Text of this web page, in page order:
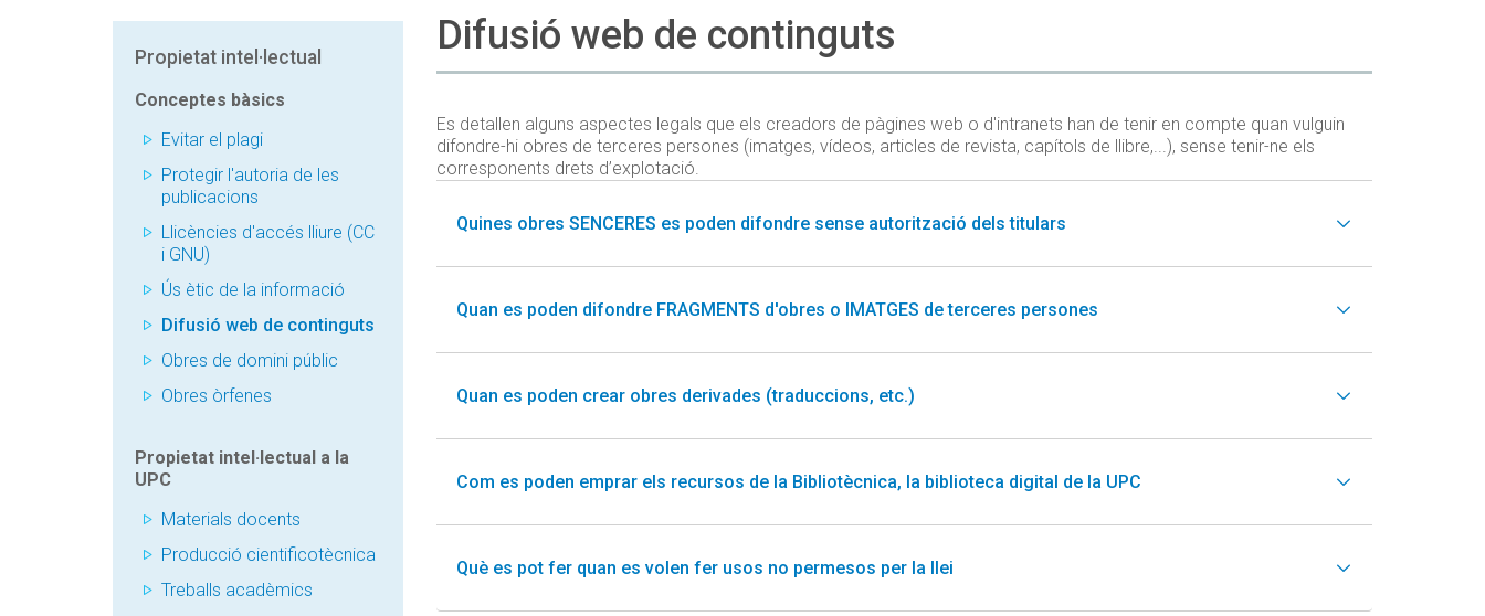
Propietat intel·lectual
Conceptes bàsics
Evitar el plagi
Protegir l'autoria de les
publicacions
Llicències d'accés lliure (CC
i GNU)
Ús ètic de la informació
Difusió web de continguts
Obres de domini públic
Obres òrfenes
Propietat intel·lectual a la
UPC
Materials docents
Producció cientificotècnica
Treballs acadèmics
Difusió web de continguts
Es detallen alguns aspectes legals que els creadors de pàgines web o d'intranets han de tenir en compte quan vulguin
difondre-hi obres de terceres persones (imatges, vídeos, articles de revista, capítols de llibre,...), sense tenir-ne els
corresponents drets d’explotació.
Quines obres SENCERES es poden difondre sense autorització dels titulars
Quan es poden difondre FRAGMENTS d'obres o IMATGES de terceres persones
Quan es poden crear obres derivades (traduccions, etc.)
Com es poden emprar els recursos de la Bibliotècnica, la biblioteca digital de la UPC
Què es pot fer quan es volen fer usos no permesos per la llei